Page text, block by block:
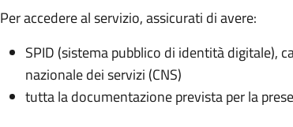
Per accedere al servizio, assicurati di avere:
SPID (sistema pubblico di identità digitale),
nazionale dei servizi (CNS)
tutta la documentazione prevista per la